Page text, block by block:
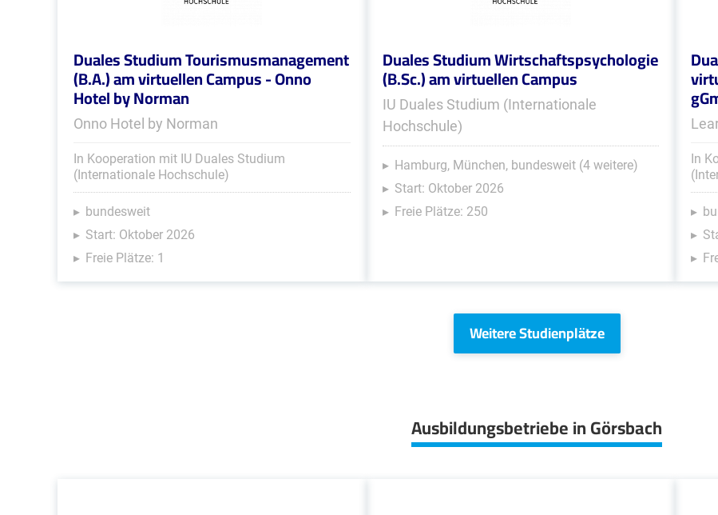
Duales Studium Tourismusmanagement
(B.A.) am virtuellen Campus - Onno
Hotel by Norman
Onno Hotel by Norman
In Kooperation mit IU Duales Studium
(Internationale Hochschule)
bundesweit
Start: Oktober 2026
Freie Plätze: 1
Duales Studium Wirtschaftspsychologie
(B.Sc.) am virtuellen Campus
IU Duales Studium (Internationale
Hochschule)
Hamburg, München, bundesweit (4 weitere)
Start: Oktober 2026
Freie Plätze: 250
In
Weitere Studienplätze
Ausbildungsbetriebe in Görsbach